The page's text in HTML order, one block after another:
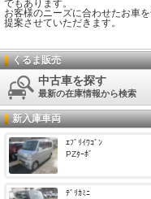
でもあります。
お客様のニーズに合わせたお車
提案させていただきます。
くるま販売
中古車を探す
最新の在庫情報から検索
新入庫車両
ｴﾌﾞﾘｲﾜｺﾞﾝ
PZﾀｰﾎﾞ
ﾃﾞﾘｶﾐﾆ